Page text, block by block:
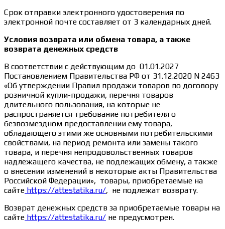
Срок отправки электронного удостоверения по
электронной почте составляет от 3 календарных дней.
Условия возврата или обмена товара, а также
возврата денежных средств
В соответствии с действующим до 01.01.2027
Постановлением Правительства РФ от 31.12.2020 N 2463
«Об утверждении Правил продажи товаров по договору
розничной купли-продажи, перечня товаров
длительного пользования, на которые не
распространяется требование потребителя о
безвозмездном предоставлении ему товара,
обладающего этими же основными потребительскими
свойствами, на период ремонта или замены такого
товара, и перечня непродовольственных товаров
надлежащего качества, не подлежащих обмену, а также
о внесении изменений в некоторые акты Правительства
Российской Федерации», товары, приобретаемые на
сайте https://attestatika.ru/, не подлежат возврату.
Возврат денежных средств за приобретаемые товары на
сайте https://attestatika.ru/ не предусмотрен.